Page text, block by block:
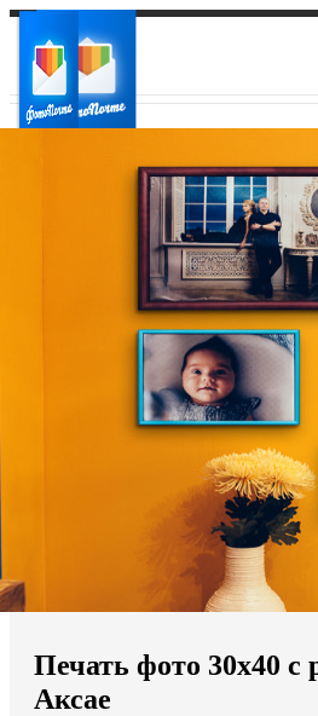
Ваш регион доставки
Выберите из списка:
Мы доставляем по всему миру
Продолжить без города
Печать фото 30х40 с
Аксае